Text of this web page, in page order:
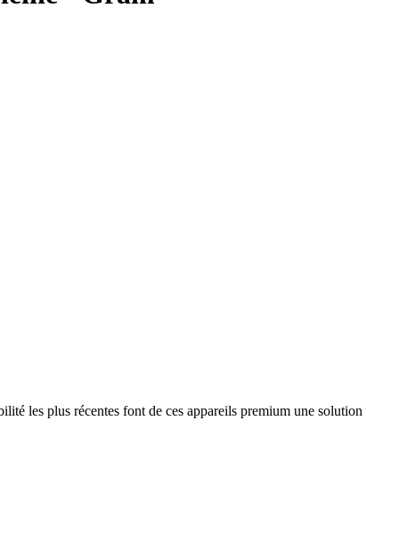
les plus récentes font de ces appareils premium une solution